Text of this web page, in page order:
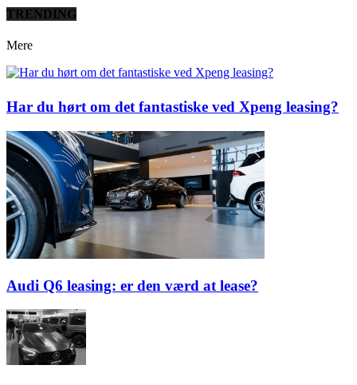
TRENDING
Mere
Har du hørt om det fantastiske ved Xpeng leasing?
Audi Q6 leasing: er den værd at lease?